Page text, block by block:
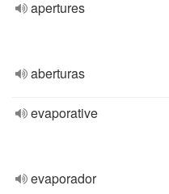
apertures
aberturas
evaporative
evaporador